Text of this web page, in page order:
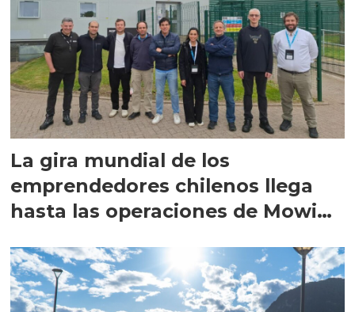
La gira mundial de los
emprendedores chilenos llega
hasta las operaciones de Mowi